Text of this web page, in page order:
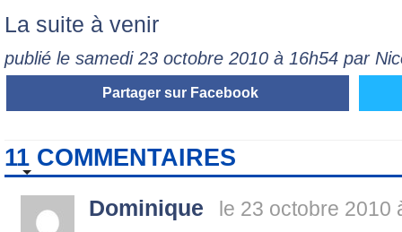
La suite à venir
publié le samedi 23 octobre 2010 à 16h54 par
Partager sur Facebook
11 COMMENTAIRES
Dominique le 23 octobre 2010